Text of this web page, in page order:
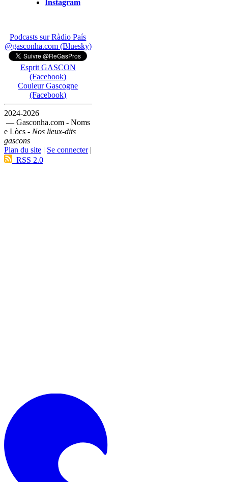
Instagram
Podcasts sur Ràdio País
@gasconha.com (Bluesky)
Esprit GASCON
(Facebook)
Couleur Gascogne
(Facebook)
2024-2026
— Gasconha.com - Noms
e Lòcs - Nos lieux-dits
gascons
Plan du site | Se connecter|
RSS 2.0